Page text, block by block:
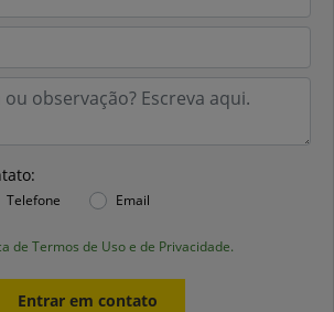
Telefone Email
de Termos de Uso e de Privacidade.
Entrar em contato